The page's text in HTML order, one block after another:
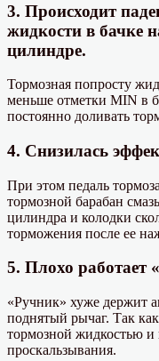
3. Происходит
жидкости в бачке
цилиндре.
Тормозная попросту
меньше отметки MIN в
постоянно доливать
4. Снизилась
При этом педаль
тормозной барабан
цилиндра и колодки
торможения после ее
5. Плохо работает
«Ручник» хуже держит
поднятый рычаг. Так
тормозной жидкостью и
проскальзывания.